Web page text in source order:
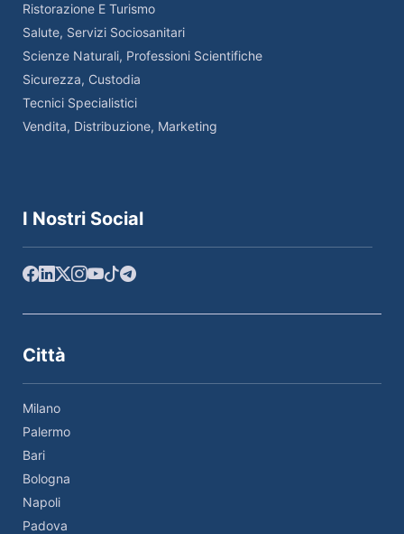
Ristorazione E Turismo
Salute, Servizi Sociosanitari
Scienze Naturali, Professioni Scientifiche
Sicurezza, Custodia
Tecnici Specialistici
Vendita, Distribuzione, Marketing
I Nostri Social
Città
Milano
Palermo
Bari
Bologna
Napoli
Padova